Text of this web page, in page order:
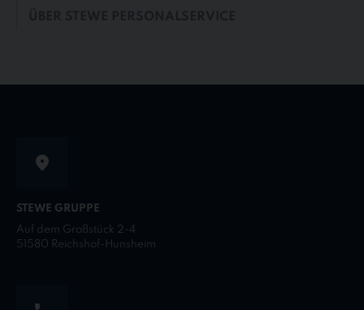
STEWE GRUPPE
Auf dem Großstück 2-4
51580 Reichshof-Hunsheim